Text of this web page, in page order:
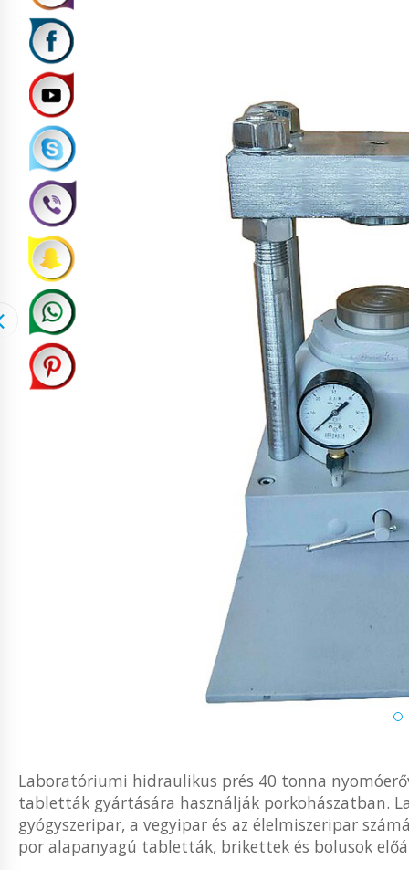
Laboratóriumi hidraulikus prés 40 tonna
tabletták gyártására használják
gyógyszeripar, a vegyipar és az élelmiszeripar
por alapanyagú tabletták, brikettek és bolusok